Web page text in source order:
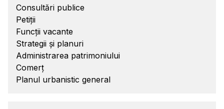
Consultări publice
Petiții
Funcții vacante
Strategii și planuri
Administrarea patrimoniului
Comerț
Planul urbanistic general